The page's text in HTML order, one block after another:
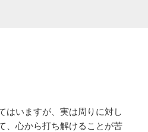
はいますが、実は周りに対し
、心から打ち解けることが苦